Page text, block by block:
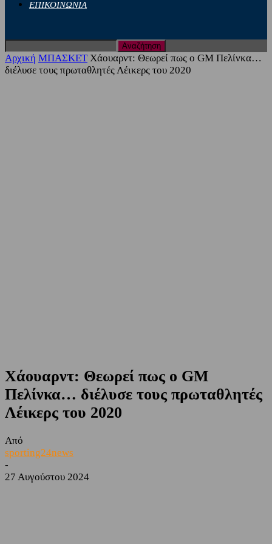
ΕΠΙΚΟΙΝΩΝΙΑ
Αρχική ΜΠΑΣΚΕΤ Χάουαρντ: Θεωρεί πως ο GM Πελίνκα…
διέλυσε τους πρωταθλητές Λέικερς του 2020
Χάουαρντ: Θεωρεί πως ο GM
Πελίνκα… διέλυσε τους πρωταθλητές
Λέικερς του 2020
Από
sporting24news
-
27 Αυγούστου 2024